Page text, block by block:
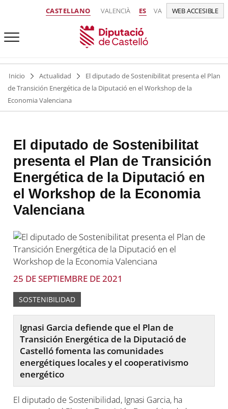
CASTELLANO VALENCIÀ ES VA WEB ACCESIBLE
Inicio Actualidad
El diputado de Sostenibilitat presenta el Plan
de Transición Energética de la Diputació en el Workshop de la
Economia Valenciana
El diputado de Sostenibilitat
presenta el Plan de Transición
Energética de la Diputació en
el Workshop de la Economia
Valenciana
25 DE SEPTIEMBRE DE 2021
SOSTENIBILIDAD
Ignasi Garcia defiende que el Plan de
Transición Energética de la Diputació de
Castelló fomenta las comunidades
energétiques locales y el cooperativismo
energético
El diputado de Sostenibilidad, Ignasi Garcia, ha